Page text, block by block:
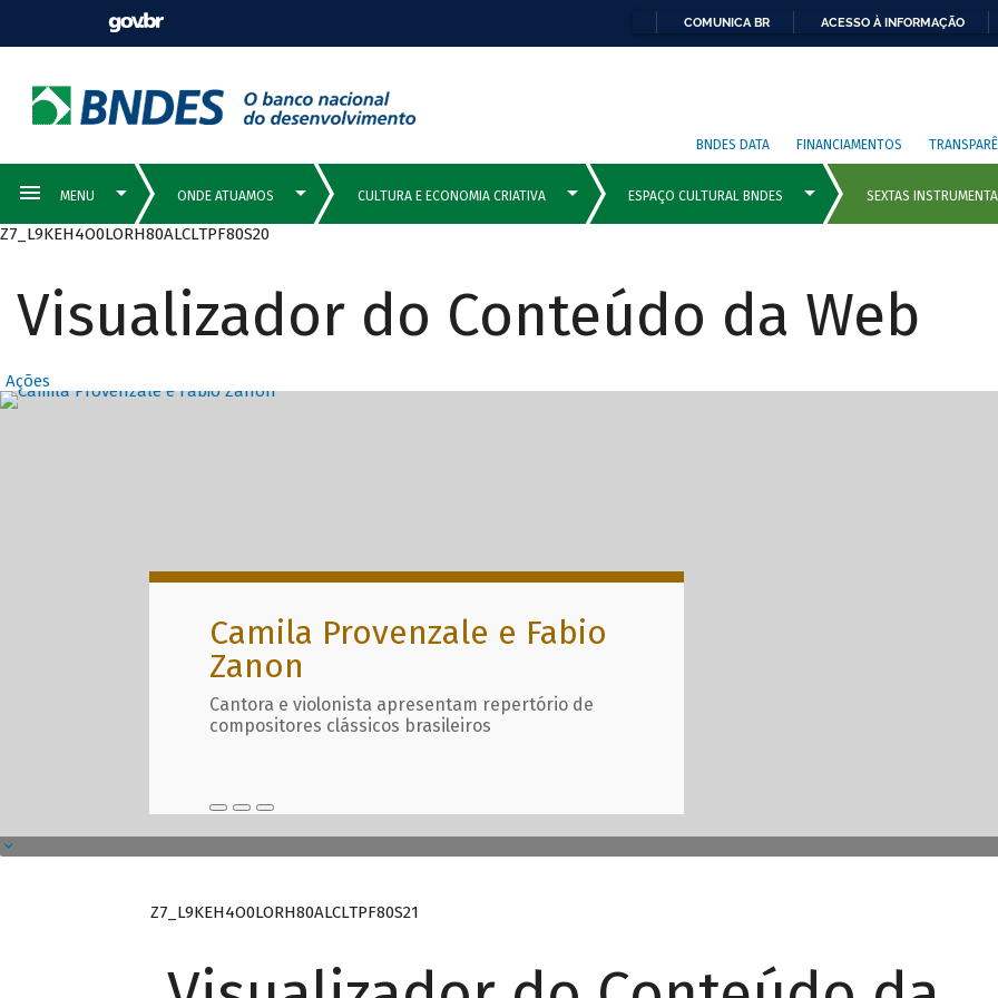
COMUNICA BR ACESSO À INFORMAÇÃO
BNDES DATA FINANCIAMENTOS
Z7_L9KEH4O0LORH80ALCLTPF80S20
Visualizador do Conteúdo da Web
Ações
Destaques Principais com
Camila Provenzale e Fabio
Zanon
Cantora e violonista apresentam repertório de
compositores clássicos brasileiros
Z7_L9KEH4O0LORH80ALCLTPF80S21